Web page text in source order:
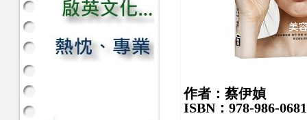
作者：蔡伊媜
ISBN：978-986-